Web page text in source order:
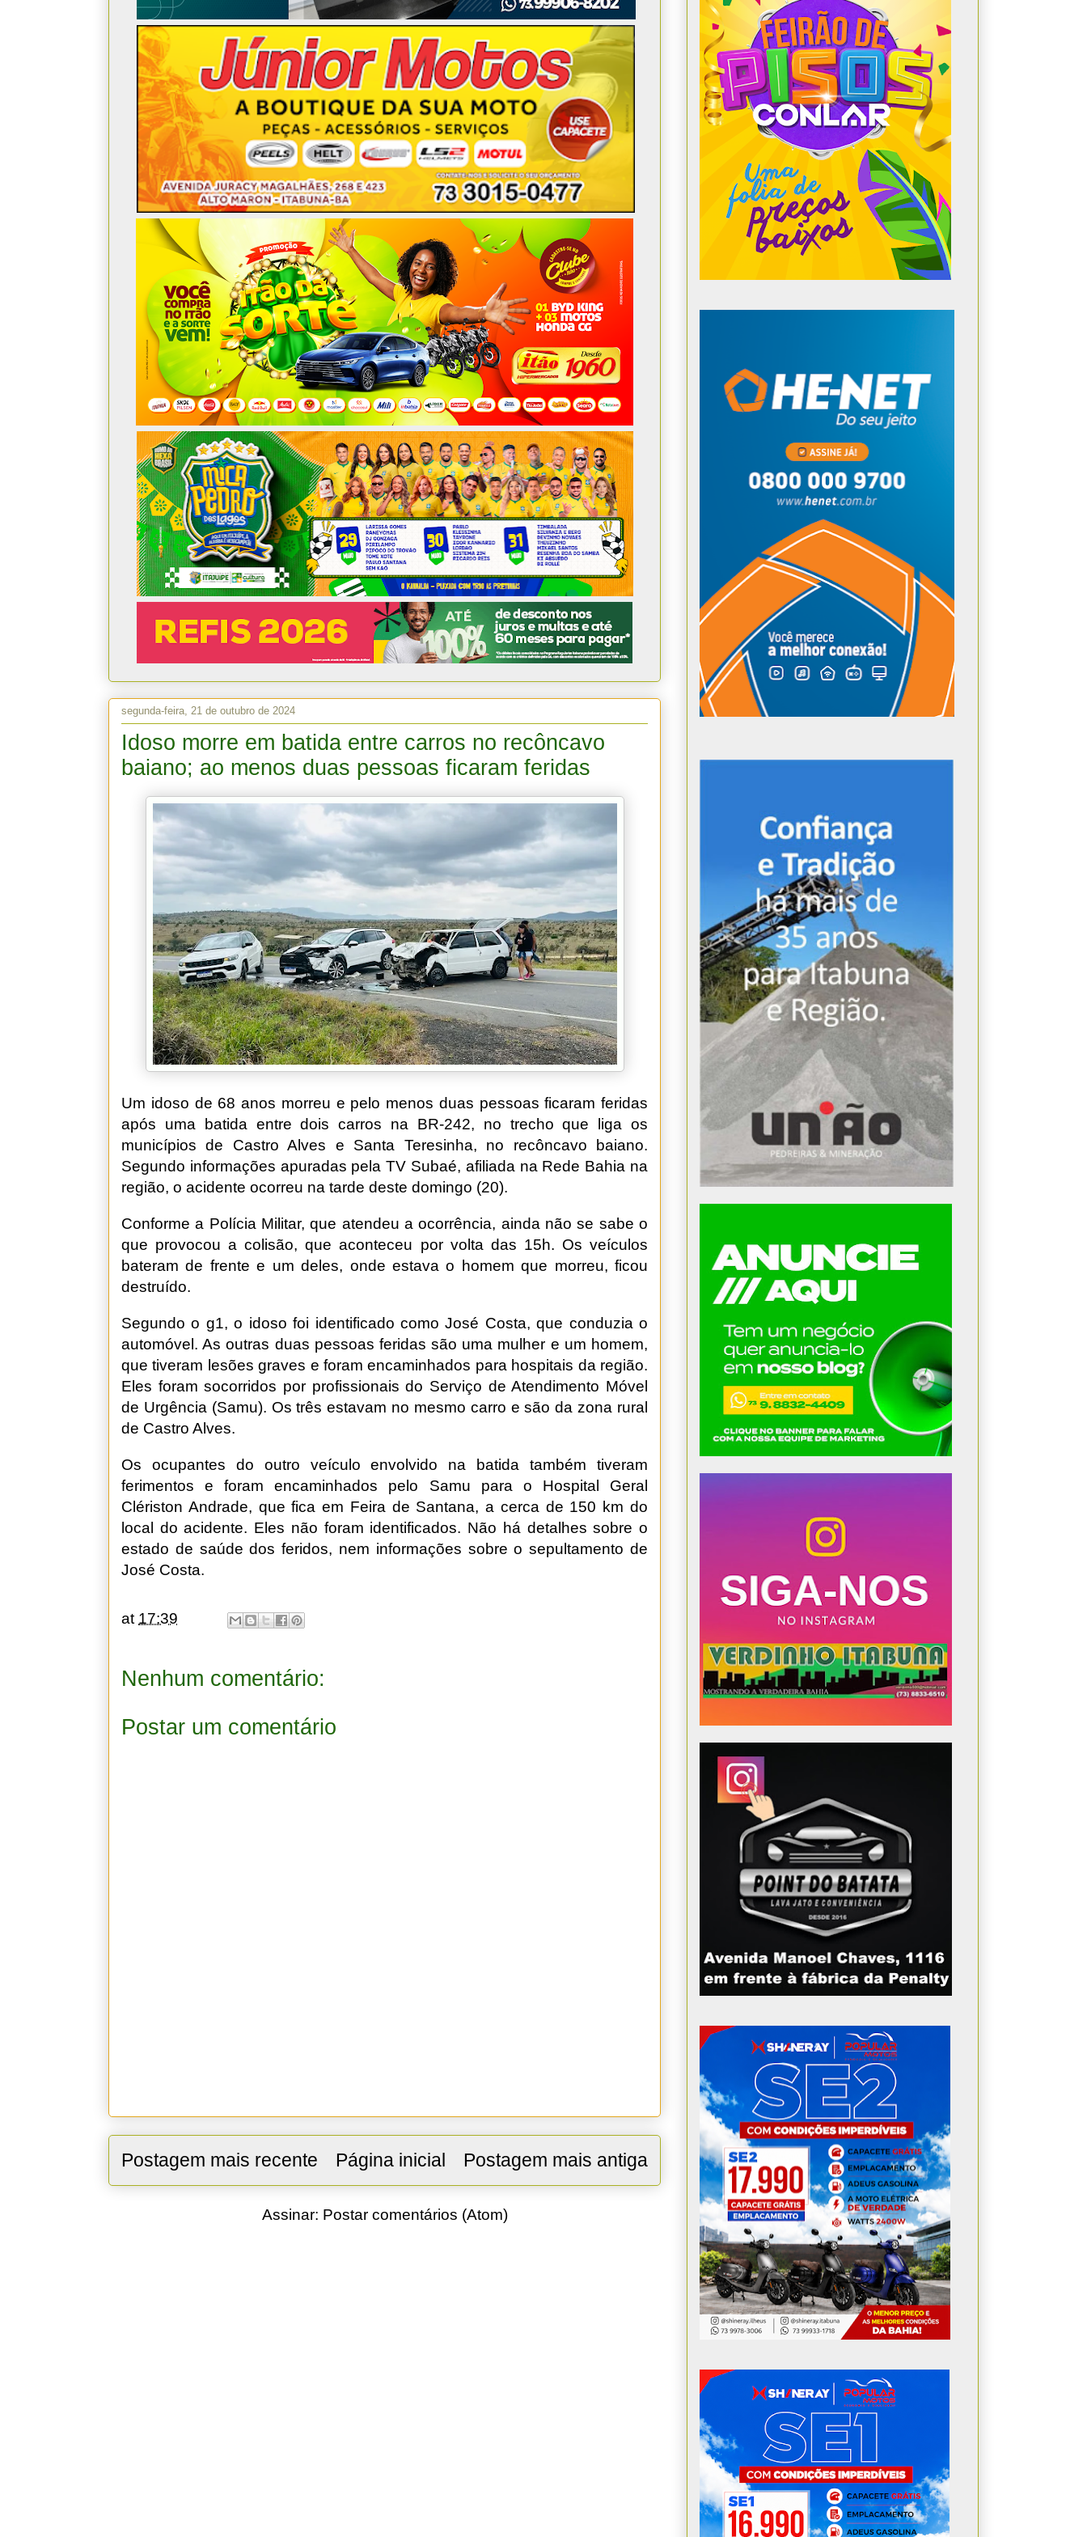
segunda-feira, 21 de outubro de 2024
Idoso morre em batida entre carros no recôncavo
baiano; ao menos duas pessoas ficaram feridas
Um idoso de 68 anos morreu e pelo menos duas pessoas ficaram feridas
após uma batida entre dois carros na BR-242, no trecho que liga os
municípios de Castro Alves e Santa Teresinha, no recôncavo baiano.
Segundo informações apuradas pela TV Subaé, afiliada na Rede Bahia na
região, o acidente ocorreu na tarde deste domingo (20).
Conforme a Polícia Militar, que atendeu a ocorrência, ainda não se sabe o
que provocou a colisão, que aconteceu por volta das 15h. Os veículos
bateram de frente e um deles, onde estava o homem que morreu, ficou
destruído.
Segundo o g1, o idoso foi identificado como José Costa, que conduzia o
automóvel. As outras duas pessoas feridas são uma mulher e um homem,
que tiveram lesões graves e foram encaminhados para hospitais da região.
Eles foram socorridos por profissionais do Serviço de Atendimento Móvel
de Urgência (Samu). Os três estavam no mesmo carro e são da zona rural
de Castro Alves.
Os ocupantes do outro veículo envolvido na batida também tiveram
ferimentos e foram encaminhados pelo Samu para o Hospital Geral
Clériston Andrade, que fica em Feira de Santana, a cerca de 150 km do
local do acidente. Eles não foram identificados. Não há detalhes sobre o
estado de saúde dos feridos, nem informações sobre o sepultamento de
José Costa.
at 17:39
Nenhum comentário:
Postar um comentário
Postagem mais recente Postagem mais antiga
Página inicial
Assinar: Postar comentários (Atom)